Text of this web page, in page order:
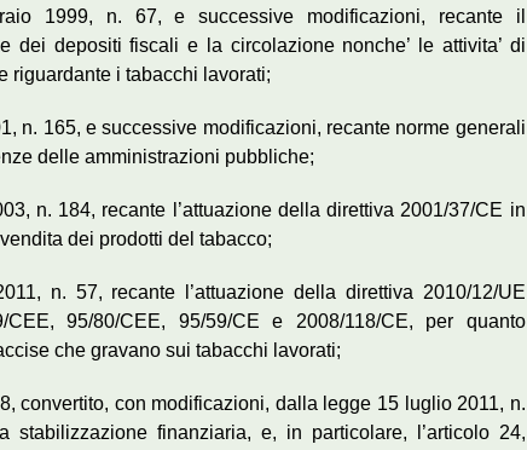
1999, n. 67, e successive modificazioni, recante il
dei depositi fiscali e la circolazione nonche’ le attivita’ di
riguardante i tabacchi lavorati;
n. 165, e successive modificazioni, recante norme generali
delle amministrazioni pubbliche;
n. 184, recante l’attuazione della direttiva 2001/37/CE in
dei prodotti del tabacco;
n. 57, recante l’attuazione della direttiva 2010/12/UE
95/80/CEE, 95/59/CE e 2008/118/CE, per quanto
che gravano sui tabacchi lavorati;
convertito, con modificazioni, dalla legge 15 luglio 2011, n.
stabilizzazione finanziaria, e, in particolare, l’articolo 24,